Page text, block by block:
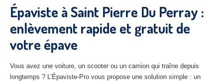
27– Eure
10– Aube
02– Aisne
Tousles secteurs
Épaviste à Saint Pierre Du Perray :
enlèvement rapide et gratuit de
votre épave
Vous avez une voiture, un scooter ou un camion qui traîne depuis
longtemps ? L’Épaviste-Pro vous propose une solution simple : un